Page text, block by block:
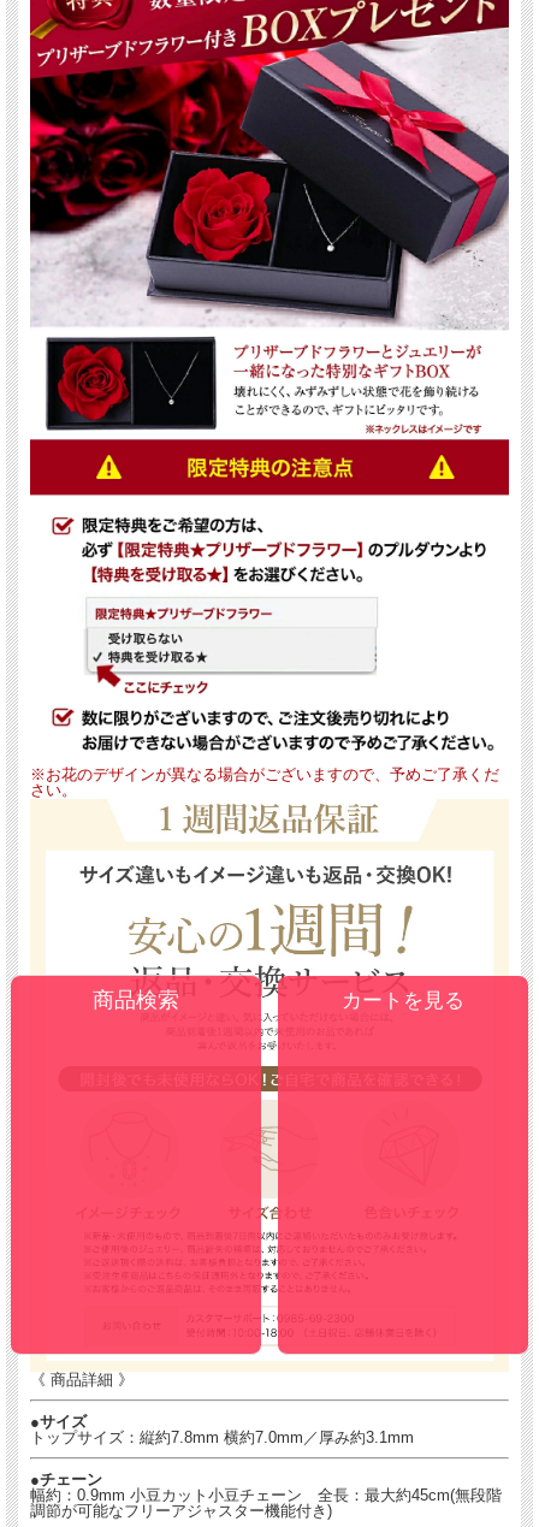
※お花のデザインが異なる場合がございますので、予めご了承くだ
さい。
《 商品詳細 》
●サイズ
トップサイズ：縦約7.8mm 横約7.0mm／厚み約3.1mm
●チェーン
幅約：0.9mm 小豆カット小豆チェーン 全長：最大約45cm(無段階
調節が可能なフリーアジャスター機能付き)
カートを見る